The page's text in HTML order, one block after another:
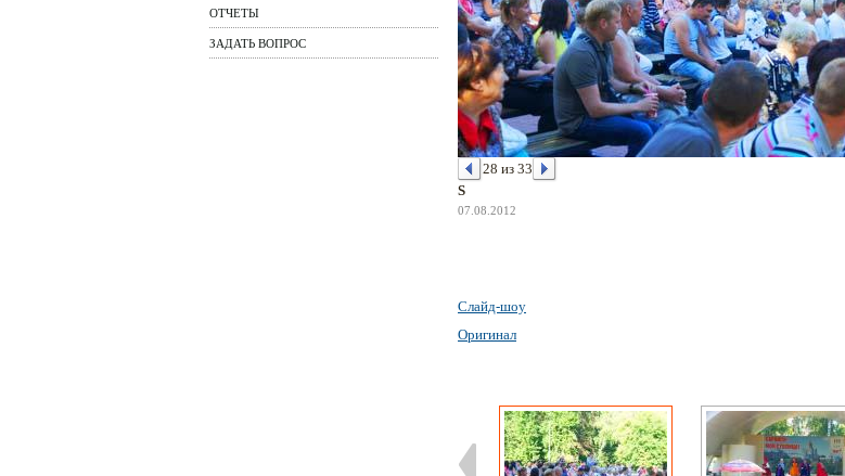
ОТЧЕТЫ
ЗАДАТЬ ВОПРОС
28 из 33
S
07.08.2012
Слайд-шоу
Оригинал